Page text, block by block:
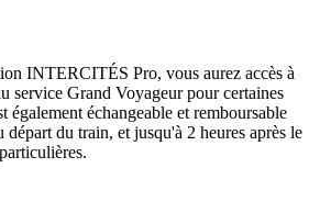
INTERCITÉS Pro, vous aurez accès à
service Grand Voyageur pour certaines
également échangeable et remboursable
départ du train, et jusqu'à 2 heures après le